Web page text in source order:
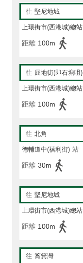
往 堅尼地城
上環街市(西港城)總站
距離 100m
往 屈地街(即石塘咀)
上環街市(西港城)總站
距離 100m
往 北角
德輔道中(禧利街) 站
距離 30m
往 堅尼地城
上環街市(西港城)總站
距離 100m
往 筲箕灣